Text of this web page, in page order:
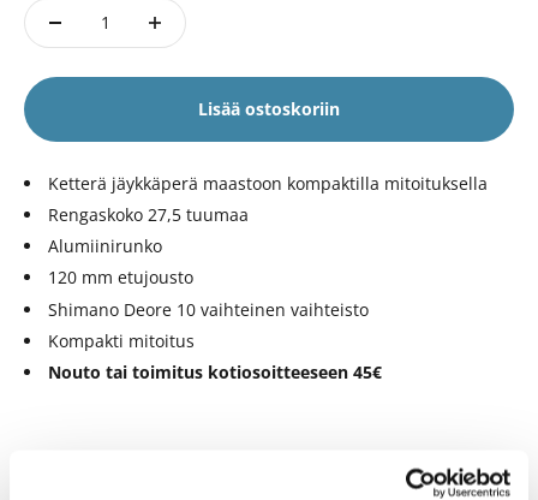
Lisää ostoskoriin
Ketterä jäykkäperä maastoon kompaktilla mitoituksella
Rengaskoko 27,5 tuumaa
Alumiinirunko
120 mm etujousto
Shimano Deore 10 vaihteinen vaihteisto
Kompakti mitoitus
Nouto tai toimitus kotiosoitteeseen 45€